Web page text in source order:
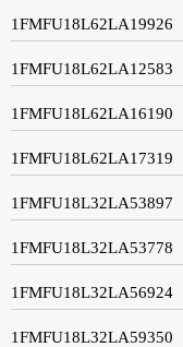
1FMFU18L62LA19926
1FMFU18L62LA12583
1FMFU18L62LA16190
1FMFU18L62LA17319
1FMFU18L32LA53897
1FMFU18L32LA53778
1FMFU18L32LA56924
1FMFU18L32LA59350